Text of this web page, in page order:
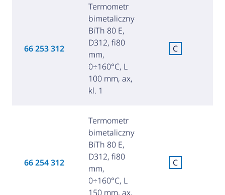
66 253 312
Termometr
bimetaliczny
BiTh 80 E,
D312, fi80
mm,
0÷160°C, L
100 mm, ax,
kl. 1
C
66 254 312
Termometr
bimetaliczny
BiTh 80 E,
D312, fi80
mm,
0÷160°C, L
150 mm, ax,
C